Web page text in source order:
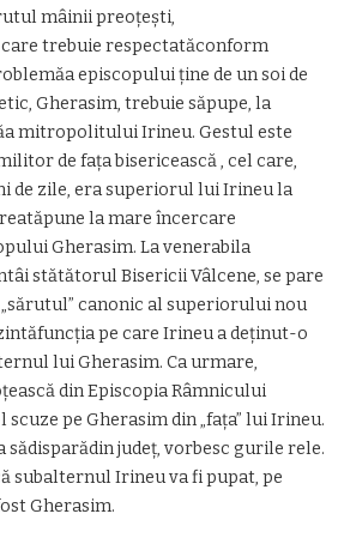
mâinii preoțești,
trebuie respectatăconform
episcopului ține de un soi de
Gherasim, trebuie săpupe, la
mitropolitului Irineu. Gestul este
de fața bisericească , cel care,
de zile, era superiorul lui Irineu la
la mare încercare
Gherasim. La venerabila
stătătorul Bisericii Vâlcene, se pare
canonic al superiorului nou
pe care Irineu a deținut-o
lui Gherasim. Ca urmare,
din Episcopia Râmnicului
pe Gherasim din „fața” lui Irineu.
județ, vorbesc gurile rele.
subalternul Irineu va fi pupat, pe
Gherasim.